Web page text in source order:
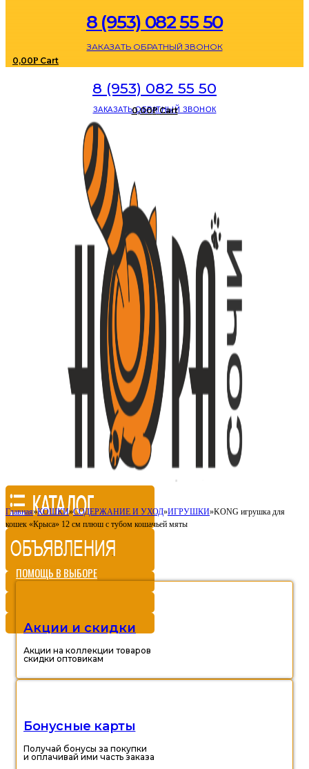
8 (953) 082 55 50
ЗАКАЗАТЬ ОБРАТНЫЙ ЗВОНОК
0,00Р Cart
8 (953) 082 55 50
ЗАКАЗАТЬ ОБРАТНЫЙ ЗВОНОК
0,00Р Cart
Главная»КОШКИ»СОДЕРЖАНИЕ И УХОД»ИГРУШКИ»KONG игрушка для
кошек «Крыса» 12 см плюш с тубом кошачьей мяты
ПОМОЩЬ В ВЫБОРЕ
Акции и скидки
Акции на коллекции товаров
скидки оптовикам
Бонусные карты
Получай бонусы за покупки
и оплачивай ими часть заказа